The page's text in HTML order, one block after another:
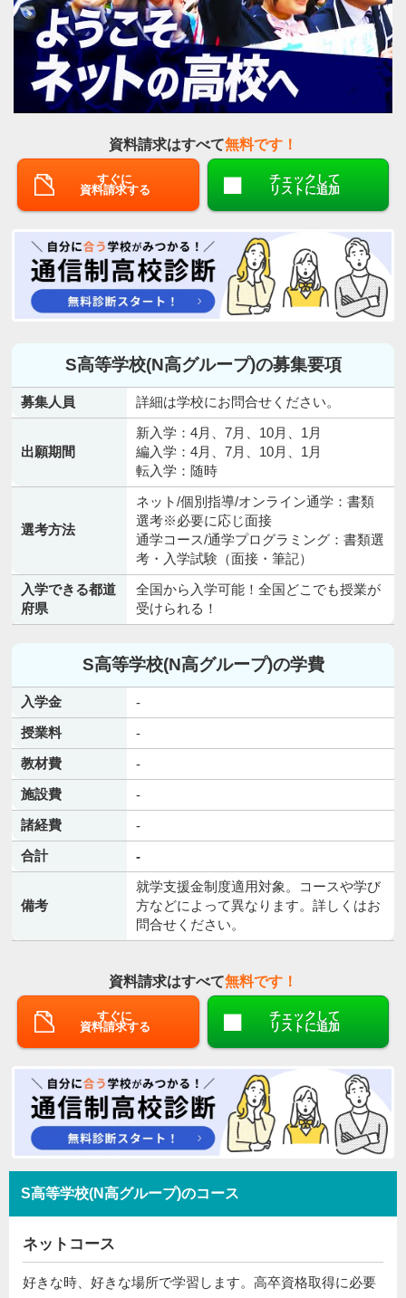
資料請求はすべて無料です！
すぐに
資料請求する
チェックして
リストに追加
S高等学校(N高グループ)の募集要項
募集人員 詳細は学校にお問合せください。
出願期間
新入学：4月、7月、10月、1月
編入学：4月、7月、10月、1月
転入学：随時
選考方法
ネット/個別指導/オンライン通学：書類
選考※必要に応じ面接
通学コース/通学プログラミング：書類選
考・入学試験（面接・筆記）
入学できる都道
府県
全国から入学可能！全国どこでも授業が
受けられる！
S高等学校(N高グループ)の学費
入学金
-
授業料
-
教材費
-
施設費
-
諸経費
-
合計
-
備考
就学支援金制度適用対象。コースや学び
方などによって異なります。詳しくはお
問合せください。
資料請求はすべて無料です！
すぐに
資料請求する
チェックして
リストに追加
S高等学校(N高グループ)のコース
ネットコース
好きな時、好きな場所で学習します。高卒資格取得に必要